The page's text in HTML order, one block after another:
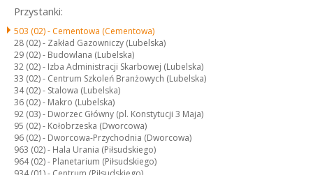
Przystanki:
503 (02) - Cementowa (Cementowa)
28 (02) - Zakład Gazowniczy (Lubelska)
29 (02) - Budowlana (Lubelska)
32 (02) - Izba Administracji Skarbowej (Lubelska)
33 (02) - Centrum Szkoleń Branżowych (Lubelska)
34 (02) - Stalowa (Lubelska)
36 (02) - Makro (Lubelska)
92 (03) - Dworzec Główny (pl. Konstytucji 3 Maja)
95 (02) - Kołobrzeska (Dworcowa)
96 (02) - Dworcowa-Przychodnia (Dworcowa)
963 (02) - Hala Urania (Piłsudskiego)
964 (02) - Planetarium (Piłsudskiego)